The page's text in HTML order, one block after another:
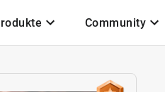
Community